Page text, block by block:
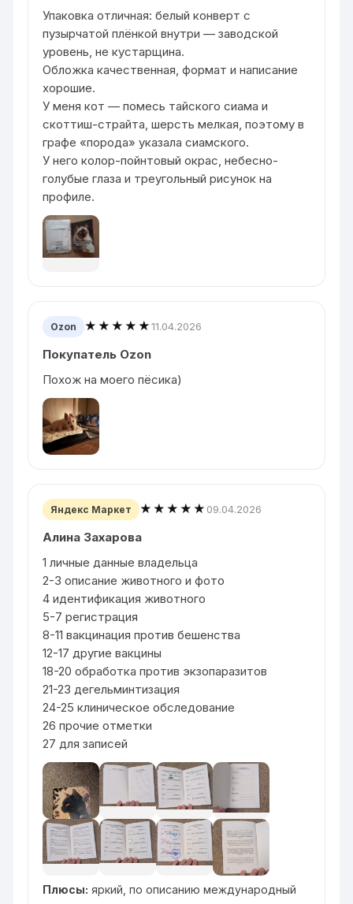
Упаковка отличная: белый конверт с
пузырчатой плёнкой внутри — заводской
уровень, не кустарщина.
Обложка качественная, формат и написание
хорошие.
У меня кот — помесь тайского сиама и
скоттиш-страйта, шерсть мелкая, поэтому в
графе «порода» указала сиамского.
У него колор-пойнтовый окрас, небесно-
голубые глаза и треугольный рисунок на
профиле.
Ozon ★★★★★11.04.2026
Покупатель Ozon
Похож на моего пёсика)
Яндекс Маркет ★★★★★ 09.04.2026
Алина Захарова
1 личные данные владельца
2-3 описание животного и фото
4 идентификация животного
5-7 регистрация
8-11 вакцинация против бешенства
12-17 другие вакцины
18-20 обработка против экзопаразитов
21-23 дегельминтизация
24-25 клиническое обследование
26 прочие отметки
27 для записей
Плюсы: яркий, по описанию международный